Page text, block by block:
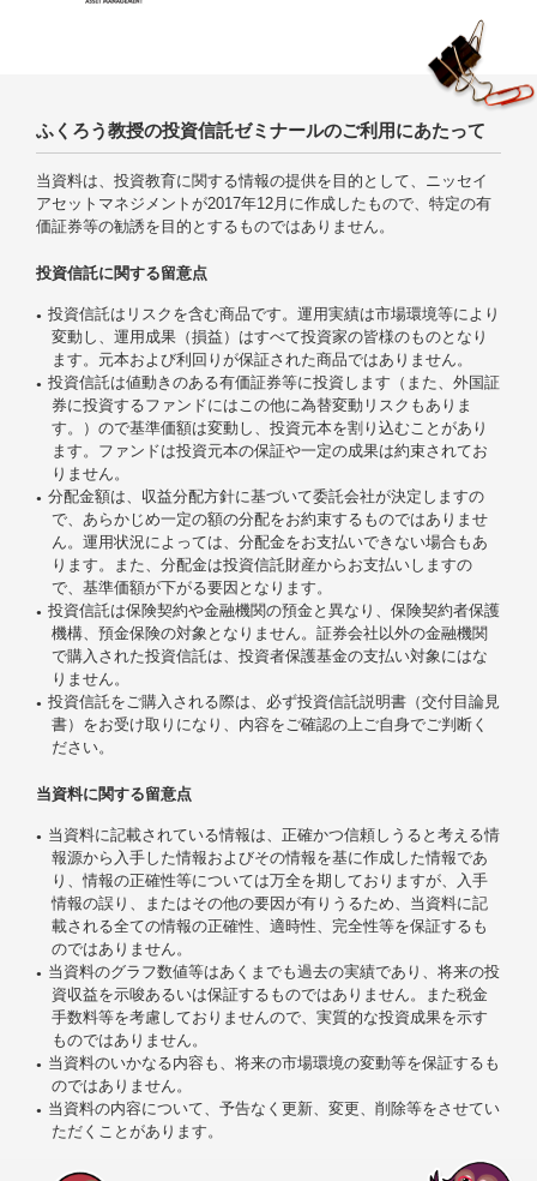
ふくろう教授の投資信託ゼミナールのご利用にあたって
当資料は、投資教育に関する情報の提供を目的として、ニッセイ
アセットマネジメントが2017年12月に作成したもので、特定の有
価証券等の勧誘を目的とするものではありません。
投資信託に関する留意点
投資信託はリスクを含む商品です。運用実績は市場環境等により
変動し、運用成果（損益）はすべて投資家の皆様のものとなり
ます。元本および利回りが保証された商品ではありません。
投資信託は値動きのある有価証券等に投資します（また、外国証
券に投資するファンドにはこの他に為替変動リスクもありま
す。）ので基準価額は変動し、投資元本を割り込むことがあり
ます。ファンドは投資元本の保証や一定の成果は約束されてお
りません。
分配金額は、収益分配方針に基づいて委託会社が決定しますの
で、あらかじめ一定の額の分配をお約束するものではありませ
ん。運用状況によっては、分配金をお支払いできない場合もあ
ります。また、分配金は投資信託財産からお支払いしますの
で、基準価額が下がる要因となります。
投資信託は保険契約や金融機関の預金と異なり、保険契約者保護
機構、預金保険の対象となりません。証券会社以外の金融機関
で購入された投資信託は、投資者保護基金の支払い対象にはな
りません。
投資信託をご購入される際は、必ず投資信託説明書（交付目論見
書）をお受け取りになり、内容をご確認の上ご自身でご判断く
ださい。
当資料に関する留意点
当資料に記載されている情報は、正確かつ信頼しうると考える情
報源から入手した情報およびその情報を基に作成した情報であ
り、情報の正確性等については万全を期しておりますが、入手
情報の誤り、またはその他の要因が有りうるため、当資料に記
載される全ての情報の正確性、適時性、完全性等を保証するも
のではありません。
当資料のグラフ数値等はあくまでも過去の実績であり、将来の投
資収益を示唆あるいは保証するものではありません。また税金
手数料等を考慮しておりませんので、実質的な投資成果を示す
ものではありません。
当資料のいかなる内容も、将来の市場環境の変動等を保証するも
のではありません。
当資料の内容について、予告なく更新、変更、削除等をさせてい
ただくことがあります。